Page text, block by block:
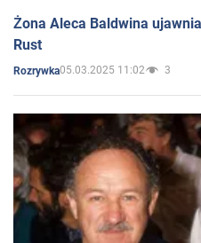
Żona Aleca Baldwina
Rust
Rozrywka05.03.2025 11:02 3